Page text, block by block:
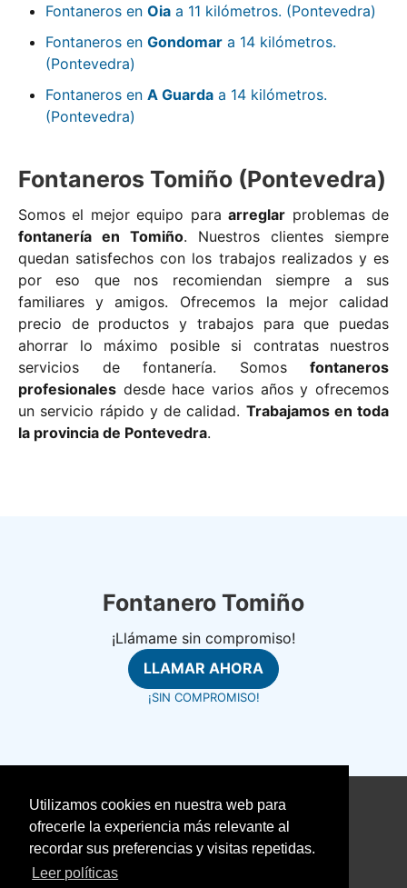
Utilizamos cookies en nuestra web para
ofrecerle la experiencia más relevante al
recordar sus preferencias y visitas repetidas.
Leer políticas
Fontaneros en Oia a 11 kilómetros. (Pontevedra)
Fontaneros en Gondomar a 14 kilómetros.
(Pontevedra)
Fontaneros en A Guarda a 14 kilómetros.
(Pontevedra)
Fontaneros Tomiño (Pontevedra)
Somos el mejor equipo paraarreglar problemas de
fontanería en Tomiño. Nuestros clientes siempre
quedan satisfechos con los trabajos realizados y es
por eso que nos recomiendan siempre a sus
familiares y amigos. Ofrecemos la mejor calidad
precio de productos y trabajos para que puedas
ahorrar lo máximo posible si contratas nuestros
servicios de fontanería. Somos fontaneros
profesionales desde hace varios años y ofrecemos
un servicio rápido y de calidad. Trabajamos en toda
la provincia de Pontevedra.
Fontanero Tomiño
¡Llámame sin compromiso!
LLAMAR AHORA
¡SIN COMPROMISO!
©fontanerosrapidos.com
Aviso Legal